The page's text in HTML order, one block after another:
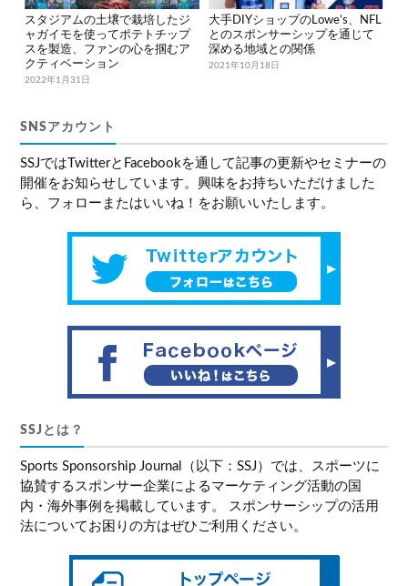
2022年1月31日
スタジアムの土壌で栽培したジ
ャガイモを使ってポテトチップ
スを製造、ファンの心を掴むア
クティベーション
2021年10月18日
大手DIYショップのLowe’s、NFL
とのスポンサーシップを通じて
深める地域との関係
SNSアカウント
SSJではTwitterとFacebookを通して記事の更新やセミナーの
開催をお知らせしています。興味をお持ちいただけました
ら、フォローまたはいいね！をお願いいたします。
SSJとは？
Sports Sponsorship Journal（以下：SSJ）では、スポーツに
協賛するスポンサー企業によるマーケティング活動の国
内・海外事例を掲載しています。 スポンサーシップの活用
法についてお困りの方はぜひご利用ください。